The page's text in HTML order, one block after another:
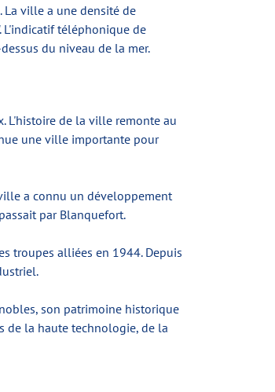
La ville a une densité de
L'indicatif téléphonique de
du niveau de la mer.
L'histoire de la ville remonte au
une ville importante pour
a connu un développement
par Blanquefort.
troupes alliées en 1944. Depuis
son patrimoine historique
de la haute technologie, de la